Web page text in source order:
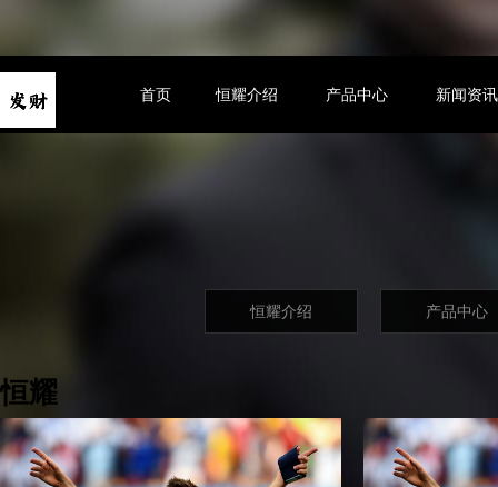
首页 恒耀介绍 产品中心 新闻资讯
恒耀介绍 产品中心
恒耀